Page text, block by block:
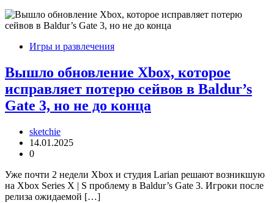
Игры и развлечения
Вышло обновление Xbox, которое
исправляет потерю сейвов в Baldur’s
Gate 3, но не до конца
sketchie
14.01.2025
0
Уже почти 2 недели Xbox и студия Larian решают возникшую
на Xbox Series X | S проблему в Baldur’s Gate 3. Игроки после
релиза ожидаемой […]